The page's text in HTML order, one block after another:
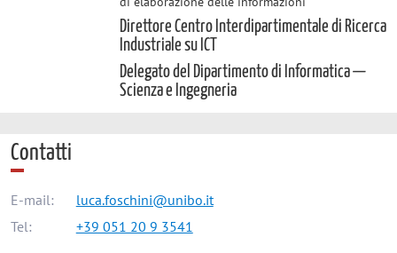
Direttore Centro Interdipartimentale di Ricerca
Industriale su ICT
Delegato del Dipartimento di Informatica —
Scienza e Ingegneria
Contatti
E-mail:
luca.foschini@unibo.it
Tel:
+39 051 20 9 3541